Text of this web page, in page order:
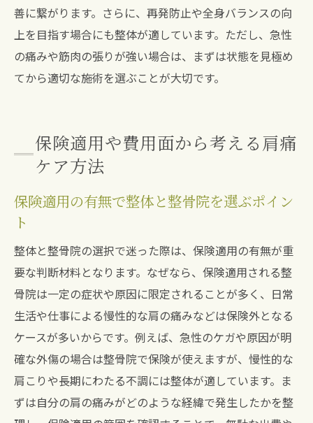
善に繋がります。さらに、再発防止や全身バランスの向
上を目指す場合にも整体が適しています。ただし、急性
の痛みや筋肉の張りが強い場合は、まずは状態を見極め
てから適切な施術を選ぶことが大切です。
保険適用や費用面から考える肩痛
ケア方法
保険適用の有無で整体と整骨院を選ぶポイン
ト
整体と整骨院の選択で迷った際は、保険適用の有無が重
要な判断材料となります。なぜなら、保険適用される整
骨院は一定の症状や原因に限定されることが多く、日常
生活や仕事による慢性的な肩の痛みなどは保険外となる
ケースが多いからです。例えば、急性のケガや原因が明
確な外傷の場合は整骨院で保険が使えますが、慢性的な
肩こりや長期にわたる不調には整体が適しています。ま
ずは自分の肩の痛みがどのような経緯で発生したかを整